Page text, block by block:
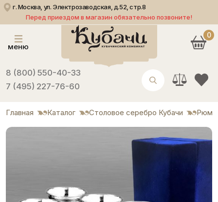
г. Москва, ул. Электрозаводская, д.52, стр.8
Перед приездом в магазин обязательно позвоните!
меню
8 (800) 550-40-33
7 (495) 227-76-60
0
Главная Каталог Столовое серебро Кубачи